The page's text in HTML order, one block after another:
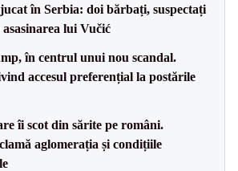
în Serbia: doi bărbați, suspectați
lui Vučić
în centrul unui nou scandal.
accesul preferențial la postările
îi scot din sărite pe români.
aglomerația și condițiile